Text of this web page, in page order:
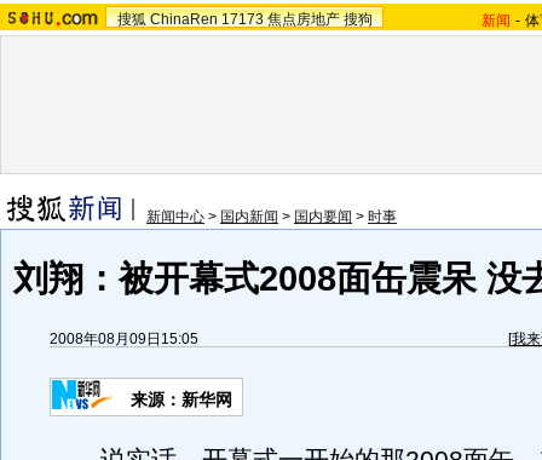
搜狐 ChinaRen 17173 焦点房地产 搜狗 新闻 -
新闻中心 > 国内新闻 > 国内要闻 > 时事
刘翔：被开幕式2008面缶震呆 没
2008年08月09日15:05 [我
来源：新华网